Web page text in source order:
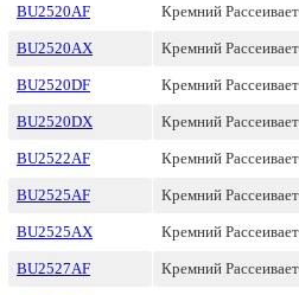
BU2520AF Кремний
BU2520AX Кремний
BU2520DF Кремний
BU2520DX Кремний
BU2522AF Кремний
BU2525AF Кремний
BU2525AX Кремний
BU2527AF Кремний